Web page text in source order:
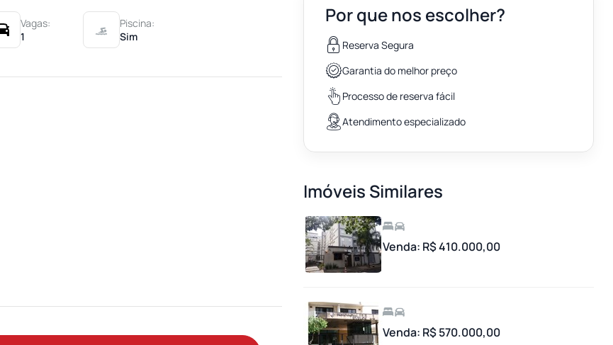
Vagas:
1
Piscina:
Sim
Por que nos escolher?
Reserva Segura
Garantia do melhor preço
Processo de reserva fácil
Atendimento especializado
Imóveis Similares
Venda: R$ 410.000,00
Venda: R$ 570.000,00